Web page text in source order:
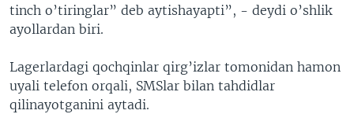
tinch o’tiringlar” deb aytishayapti”, - deydi o’shlik
ayollardan biri.
Lagerlardagi qochqinlar qirg’izlar tomonidan hamon
uyali telefon orqali, SMSlar bilan tahdidlar
qilinayotganini aytadi.